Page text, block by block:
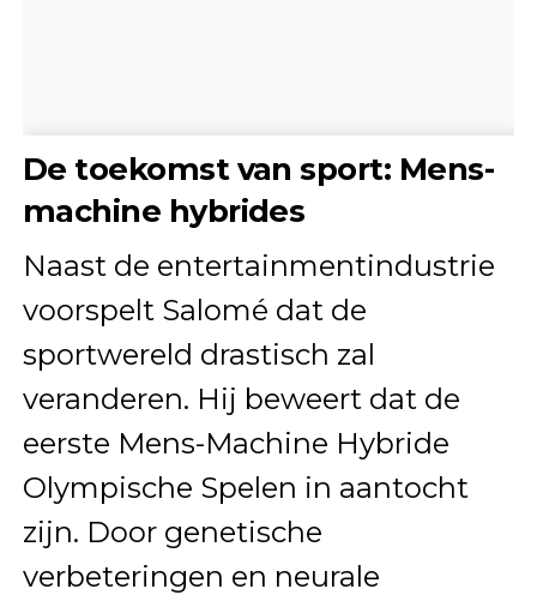
De toekomst van sport: Mens-
machine hybrides
Naast de entertainmentindustrie
voorspelt Salomé dat de
sportwereld drastisch zal
veranderen. Hij beweert dat de
eerste Mens-Machine Hybride
Olympische Spelen in aantocht
zijn. Door genetische
verbeteringen en neurale